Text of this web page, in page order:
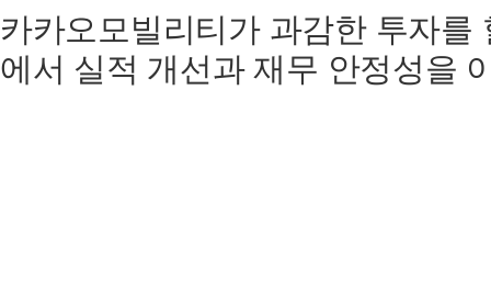
카카오모빌리티가 과감한 투자를
에서 실적 개선과 재무 안정성을